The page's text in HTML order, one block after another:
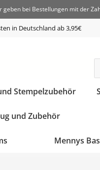
geben bei Bestellungen mit der
in Deutschland ab 3,95€
Stempelzubehör
und Zubehör
Mennys